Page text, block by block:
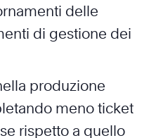
delle
di gestione dei
produzione
meno ticket
rispetto a quello